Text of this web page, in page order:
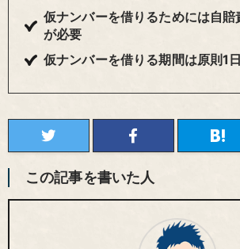
仮ナンバーを借りるためには自賠
が必要
仮ナンバーを借りる期間は原則1
この記事を書いた人